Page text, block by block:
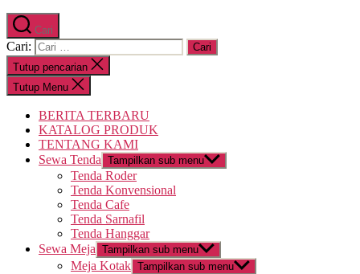
Cari
Cari:
Tutup pencarian
Tutup Menu
BERITA TERBARU
KATALOG PRODUK
TENTANG KAMI
Sewa Tenda Tampilkan sub menu
Tenda Roder
Tenda Konvensional
Tenda Cafe
Tenda Sarnafil
Tenda Hanggar
Sewa Meja Tampilkan sub menu
Meja Kotak Tampilkan sub menu